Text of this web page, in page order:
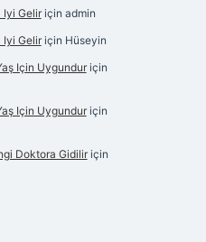
Iyi Geliriçin admin
Iyi Geliriçin Hüseyin
Için Uygunduriçin
Için Uygunduriçin
Doktora Gidiliriçin